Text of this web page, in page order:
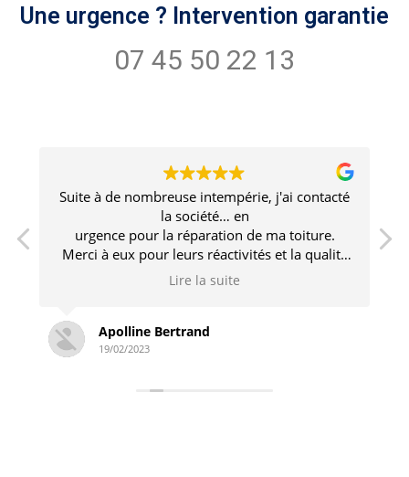
Une urgence ? Intervention garantie
07 45 50 22 13
Un travail de qualité supérieure avec un
professionnalisme irréprochable. Aucun doute
sur la durabilité du travail. Le prestataire est
engagé et n’hésite pas à revenir pour des
ajustements si nécessaire. Je recommande
Lire la suite
Simon Derambure
18/02/2023